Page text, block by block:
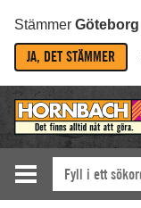
Stämmer Göteborg
JA, DET STÄMMER